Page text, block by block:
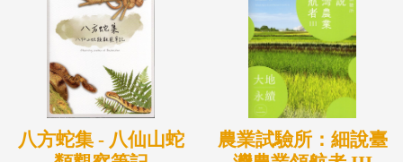
八方蛇集 - 八仙山蛇
農業試驗所：細說臺